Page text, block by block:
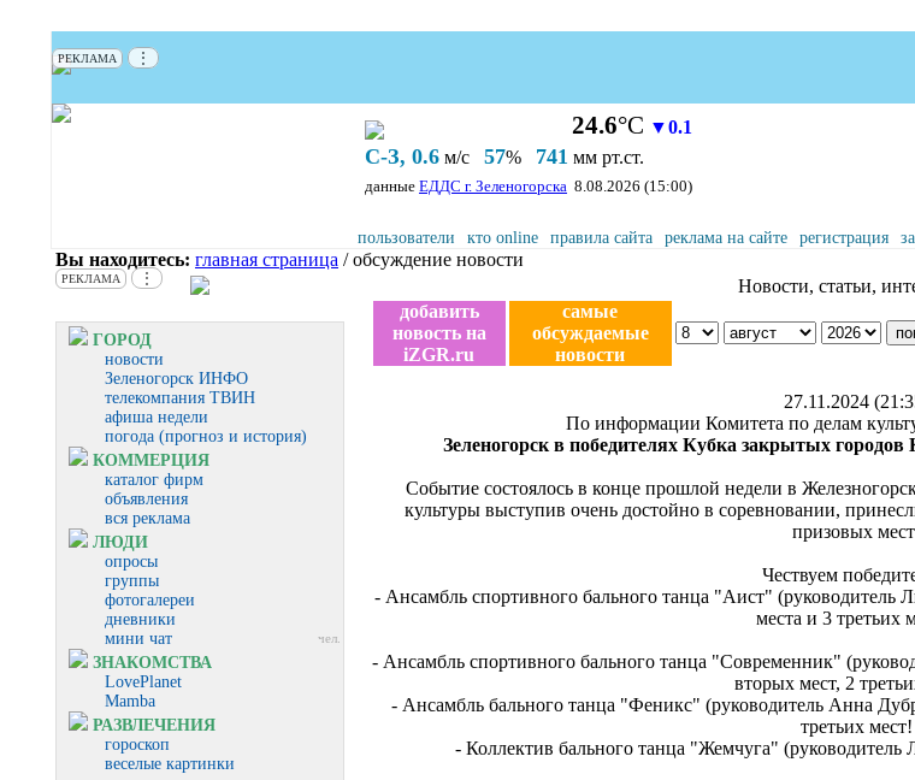
РЕКЛАМА ⋮
24.6°С ▼0.1
С-З, 0.6 м/с 57% 741 мм рт.ст.
данные ЕДДС г. Зеленогорска 8.08.2026 (15:00)
пользователи кто online правила сайта реклама на сайте регистрация
Вы находитесь: главная страница / обсуждение новости
РЕКЛАМА ⋮
ГОРОД
новости
Зеленогорск ИНФО
телекомпания ТВИН
афиша недели
погода (прогноз и история)
КОММЕРЦИЯ
каталог фирм
объявления
вся реклама
ЛЮДИ
опросы
группы
фотогалереи
дневники
мини чат
чел.
ЗНАКОМСТВА
LovePlanet
Mamba
РАЗВЛЕЧЕНИЯ
гороскоп
веселые картинки
Новости, статьи,
добавить
новость на
iZGR.ru
самые
обсуждаемые
новости
27.11.2024
По информации Комитета по делам
Зеленогорск в победителях Кубка закрытых
Событие состоялось в конце прошлой недели в
культуры выступив очень достойно в соревновании,
призовых
Чествуем
- Ансамбль спортивного бального танца "Аист"
места и 3 третьих
- Ансамбль спортивного бального танца "Современник"
вторых мест, 2
- Ансамбль бального танца "Феникс" (руководитель Анна
третьих мест!
- Коллектив бального танца "Жемчуга"